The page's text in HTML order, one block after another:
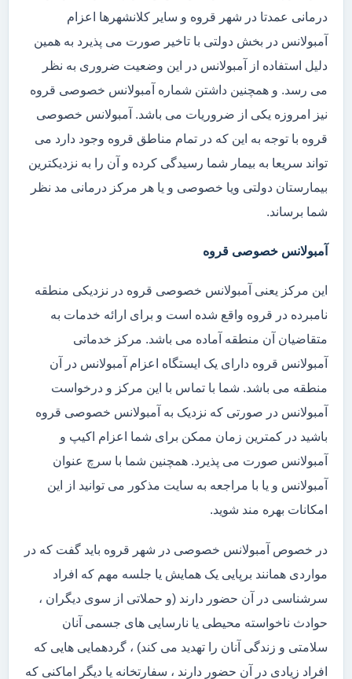
درمانی عمدتا در شهر قروه و سایر کلانشهرها اعزام
آمبولانس در بخش دولتی با تاخیر صورت می پذیرد به همین
دلیل استفاده از آمبولانس در این وضعیت ضروری به نظر
می رسد. و همچنین داشتن شماره آمبولانس خصوصی قروه
نیز امروزه یکی از ضروریات می باشد. آمبولانس خصوصی
قروه با توجه به این که در تمام مناطق قروه وجود دارد می
تواند سریعا به بیمار شما رسیدگی کرده و آن را به نزدیکترین
بیمارستان دولتی ویا خصوصی و یا هر مرکز درمانی مد نظر
شما برساند.
آمبولانس خصوصی قروه
این مرکز یعنی آمبولانس خصوصی قروه در نزدیکی منطقه
نامبرده در قروه واقع شده است و برای ارائه خدمات به
متقاضیان آن منطقه آماده می باشد. مرکز خدماتی
آمبولانس قروه دارای یک ایستگاه اعزام آمبولانس در آن
منطقه می باشد. شما با تماس با این مرکز و درخواست
آمبولانس در صورتی که نزدیک به آمبولانس خصوصی قروه
باشید در کمترین زمان ممکن برای شما اعزام اکیپ و
آمبولانس صورت می پذیرد. همچنین شما با سرچ عنوان
آمبولانس و یا با مراجعه به سایت مذکور می توانید از این
امکانات بهره مند شوید.
در خصوص آمبولانس خصوصی در شهر قروه باید گفت که در
مواردی همانند برپایی یک همایش یا جلسه مهم که افراد
سرشناسی در آن حضور دارند (و حملاتی از سوی دیگران ،
حوادث ناخواسته محیطی یا نارسایی های جسمی آنان
سلامتی و زندگی آنان را تهدید می کند) ، گردهمایی هایی که
افراد زیادی در آن حضور دارند ، سفارتخانه یا دیگر اماکنی که